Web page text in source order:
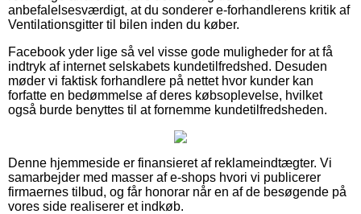
anbefalelsesværdigt, at du sonderer e-forhandlerens kritik af
Ventilationsgitter til bilen inden du køber.
Facebook yder lige så vel visse gode muligheder for at få
indtryk af internet selskabets kundetilfredshed. Desuden
møder vi faktisk forhandlere på nettet hvor kunder kan
forfatte en bedømmelse af deres købsoplevelse, hvilket
også burde benyttes til at fornemme kundetilfredsheden.
Denne hjemmeside er finansieret af reklameindtægter. Vi
samarbejder med masser af e-shops hvori vi publicerer
firmaernes tilbud, og får honorar når en af de besøgende på
vores side realiserer et indkøb.